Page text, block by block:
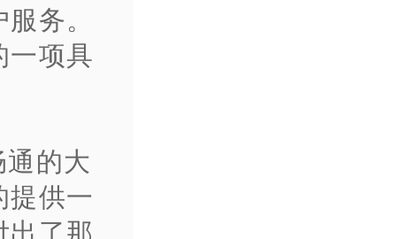
务。
一项具
的大
提供一
出了那